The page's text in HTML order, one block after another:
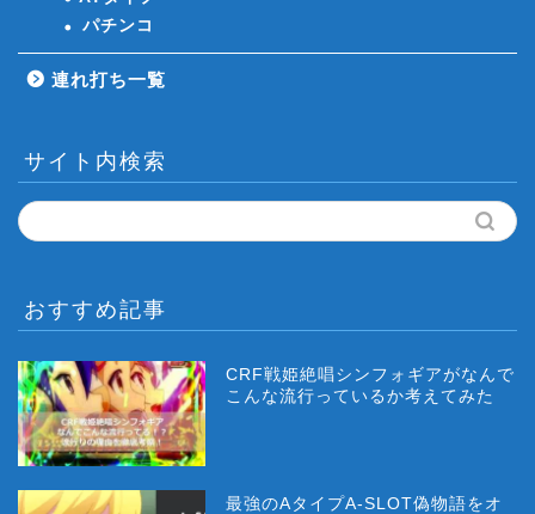
パチンコ
連れ打ち一覧
サイト内検索
おすすめ記事
CRF戦姫絶唱シンフォギアがなんで
こんな流行っているか考えてみた
最強のAタイプA-SLOT偽物語をオ